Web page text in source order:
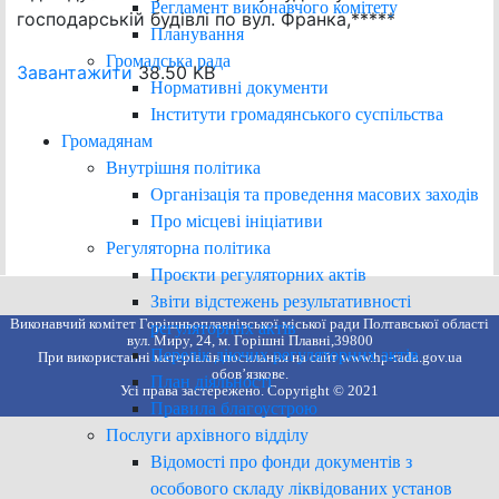
Регламент виконавчого комітету
Планування
Громадська рада
Нормативні документи
Інститути громадянського суспільства
Громадянам
Внутрішня політика
Організація та проведення масових заходів
Про місцеві ініціативи
Регуляторна політика
Проєкти регуляторних актів
Звіти відстежень результативності
регуляторних актів
Перелік діючих регуляторних актів
План діяльності
Правила благоустрою
Послуги архівного відділу
Відомості про фонди документів з
особового складу ліквідованих установ
господарській будівлі по вул. Франка,*****
Завантажити38.50 KB
Виконавчий комітет Горішньоплавнівської міської ради Полтавської області
вул. Миру, 24, м. Горішні Плавні,39800
При використанні матеріалів посилання на сайт www.hp-rada.gov.ua
обов’язкове.
Усі права застережено. Copyright © 2021